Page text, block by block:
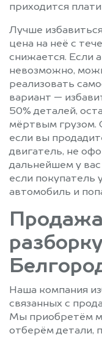
приходится
Лучше
цена на неё с
снижается. Если
невозможно,
реализовать
вариант —
50% деталей,
мёртвым грузом.
если вы
двигатель, не
дальнейшем у
если покупатель
автомобиль и
Наша компания
связанных с
Мы приобретём
отберём детали,